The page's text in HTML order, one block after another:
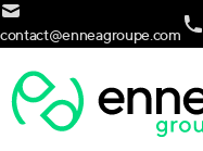
Allez au contenu
contact@enneagroupe.com